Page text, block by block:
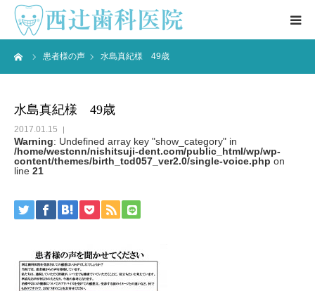
患者様の声 水島真紀様 49歳
水島真紀様 49歳
2017.01.15
Warning: Undefined array key "show_category" in
/home/westcnn/nishitsuji-dent.com/public_html/wp/wp-
content/themes/birth_tcd057_ver2.0/single-voice.php on
line 21
医院情報 ▼
ブログ
アクセス
お問合せ